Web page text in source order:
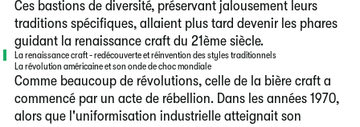
Ces bastions de diversité, préservant jalousement leurs
traditions spécifiques, allaient plus tard devenir les phares
guidant la renaissance craft du 21ème siècle.
La renaissance craft - redécouverte et réinvention des styles traditionnels
La révolution américaine et son onde de choc mondiale
Comme beaucoup de révolutions, celle de la bière craft a
commencé par un acte de rébellion. Dans les années 1970,
alors que l'uniformisation industrielle atteignait son